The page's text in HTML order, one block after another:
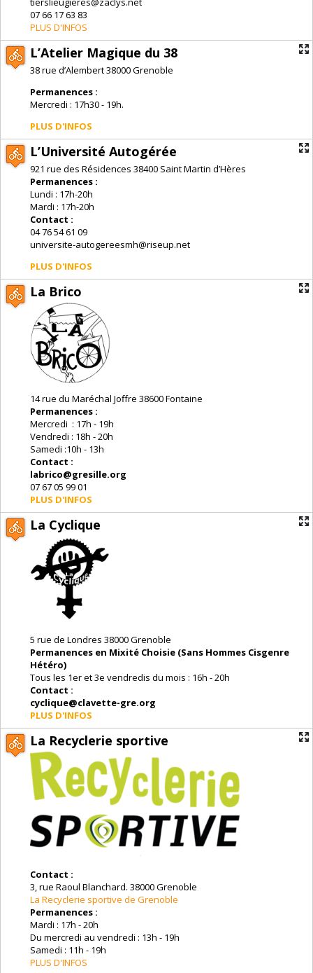
07 66 17 63 83
PLUS D'INFOS
L’Atelier Magique du 38
38 rue d’Alembert 38000 Grenoble
Permanences :
Mercredi : 17h30 - 19h.
PLUS D'INFOS
L’Université Autogérée
921 rue des Résidences 38400 Saint Martin d’Hères
Permanences :
Lundi : 17h-20h
Mardi : 17h-20h
Contact :
04 76 54 61 09
universite-autogereesmh@riseup.net
PLUS D'INFOS
La Brico
14 rue du Maréchal Joffre 38600 Fontaine
Permanences :
Mercredi : 17h - 19h
Vendredi : 18h - 20h
Samedi :10h - 13h
Contact :
labrico@gresille.org
07 67 05 99 01
PLUS D'INFOS
La Cyclique
5 rue de Londres 38000 Grenoble
Permanences en Mixité Choisie (Sans Hommes Cisgenre
Hétéro)
Tous les 1er et 3e vendredis du mois : 16h - 20h
Contact :
cyclique@clavette-gre.org
PLUS D'INFOS
La Recyclerie sportive
Contact :
3, rue Raoul Blanchard. 38000 Grenoble
La Recyclerie sportive de Grenoble
Permanences :
Mardi : 17h - 20h
Du mercredi au vendredi : 13h - 19h
Samedi : 11h - 19h
PLUS D'INFOS